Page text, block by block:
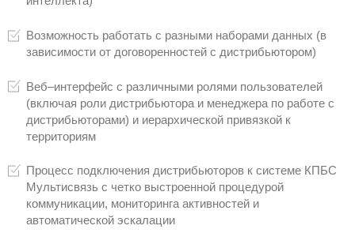
Предоставление готового аппаратно-
комплекса
Готовые шаблоны модулей для
Транспорт и шифрование данных
Мониторинг